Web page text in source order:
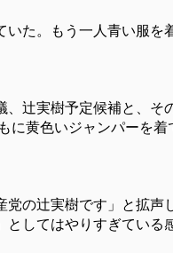
た。もう一人青い服
辻実樹予定候補と、
黄色いジャンパーを着
の辻実樹です」と拡
してはやりすぎている